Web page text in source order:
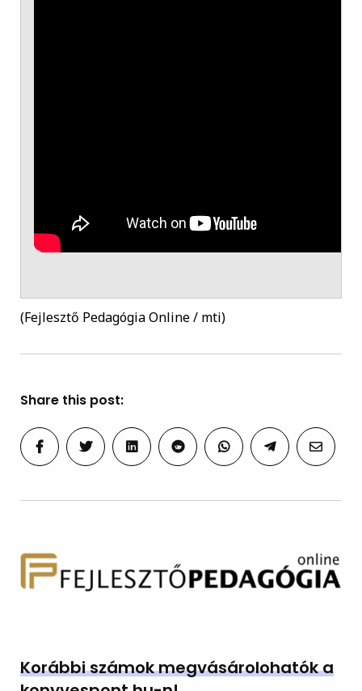
(Fejlesztő Pedagógia Online / mti)
Share this post:
Korábbi számok megvásárolohatók a